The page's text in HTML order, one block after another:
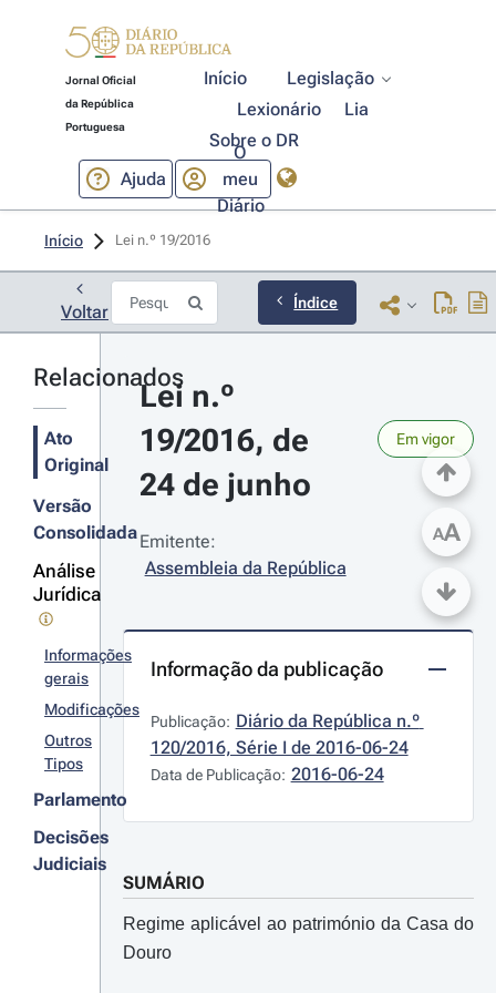
Jornal Oficial
da República
Portuguesa
Início
Legislação
Lexionário
Lia
Sobre o DR
Ajuda
O
meu
Diário
Início Lei n.º 19/2016
Voltar Índice
Relacionados
Ato
Original
Versão
Consolidada
Análise
Jurídica
Informações
gerais
Modificações
Outros
Tipos
Parlamento
Decisões
Judiciais
Lei n.º
19/2016, de
24 de junho
Em vigor
Emitente:
Assembleia da República
Informação da publicação
Publicação: Diário da República n.º
120/2016, Série I de 2016-06-24
Data de Publicação: 2016-06-24
SUMÁRIO
Regime aplicável ao património da Casa do
Douro
AA